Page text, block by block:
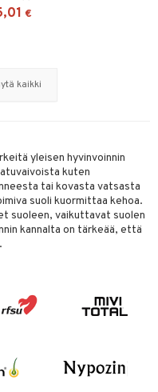
€
kaikki
yleisen hyvinvoinnin
kuten
tai kovasta vatsasta
suoli kuormittaa kehoa.
suoleen, vaikuttavat suolen
kannalta on tärkeää, että